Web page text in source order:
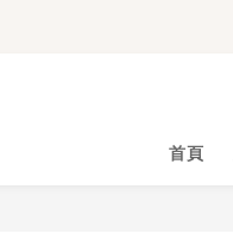
首頁